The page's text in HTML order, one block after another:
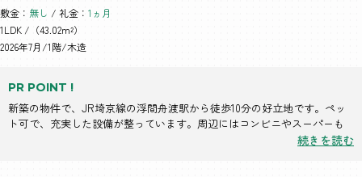
PR POINT !
新築の物件で、JR埼京線の浮間舟渡駅から徒歩10分の好立地です。ペッ
ト可で、充実した設備が整っています。周辺にはコンビニやスーパーも
続きを読む
敷金： 無し / 礼金： 1ヵ月
1LDK /（43.02m²）
2026年7月/1階/木造